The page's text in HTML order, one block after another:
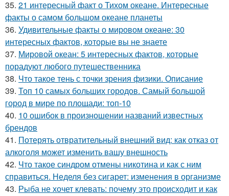
35. 21 интересный факт о Тихом океане. Интересные
факты о самом большом океане планеты
36. Удивительные факты о мировом океане: 30
интересных фактов, которые вы не знаете
37. Мировой океан: 5 интересных фактов, которые
порадуют любого путешественника
38. Что такое тень с точки зрения физики. Описание
39. Топ 10 самых больших городов. Самый большой
город в мире по площади: топ-10
40. 10 ошибок в произношении названий известных
брендов
41. Потерять отвратительный внешний вид: как отказ от
алкоголя может изменить вашу внешность
42. Что такое синдром отмены никотина и как с ним
справиться. Неделя без сигарет: изменения в организме
43. Рыба не хочет клевать: почему это происходит и как